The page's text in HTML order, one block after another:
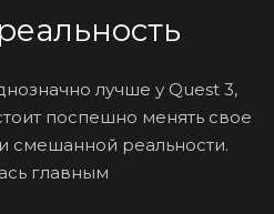
лучше у Quest 3,
поспешно менять свое
смешанной реальности.
главным